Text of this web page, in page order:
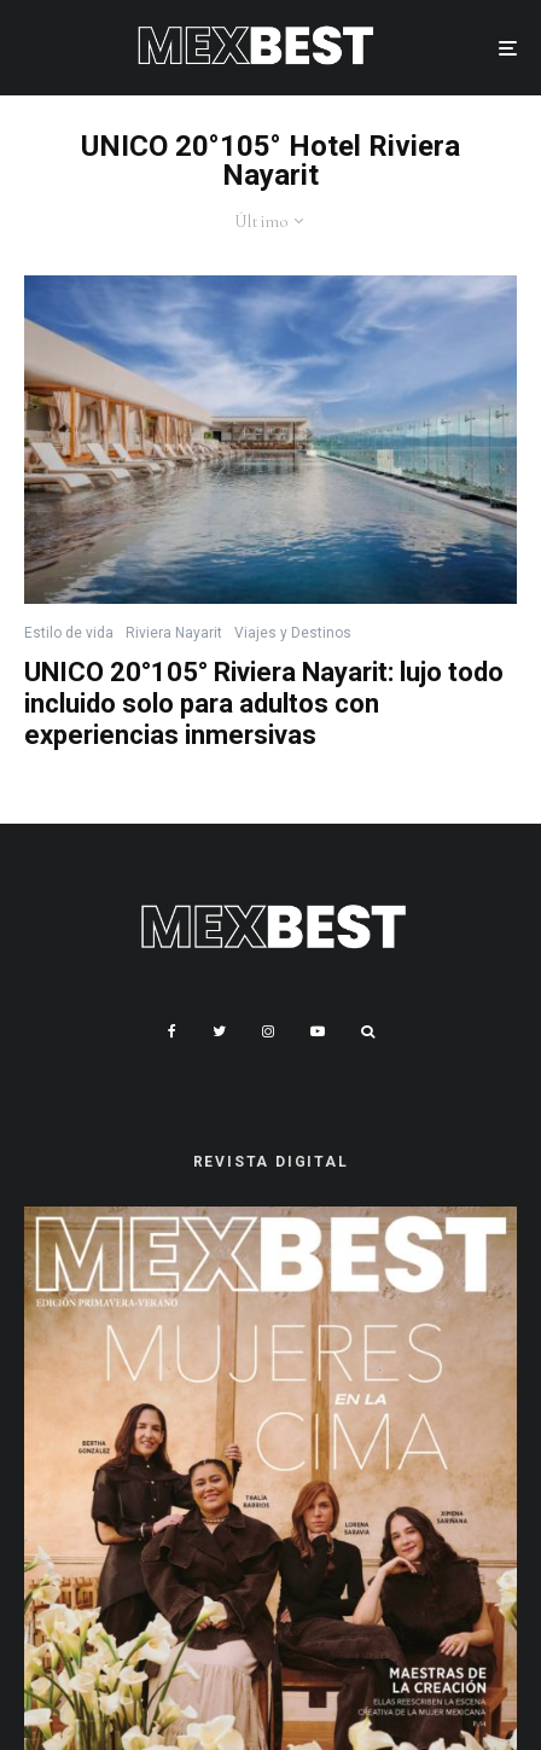
UNICO 20°105° Hotel Riviera
Nayarit
Último
Estilo de vida Riviera Nayarit Viajes y Destinos
UNICO 20°105° Riviera Nayarit: lujo todo
incluido solo para adultos con
experiencias inmersivas
REVISTA DIGITAL